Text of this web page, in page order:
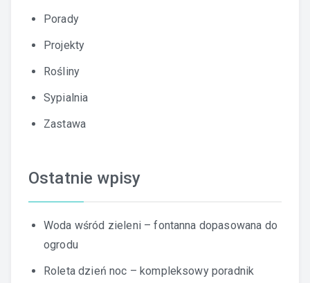
Porady
Projekty
Rośliny
Sypialnia
Zastawa
Ostatnie wpisy
Woda wśród zieleni – fontanna dopasowana do
ogrodu
Roleta dzień noc – kompleksowy poradnik